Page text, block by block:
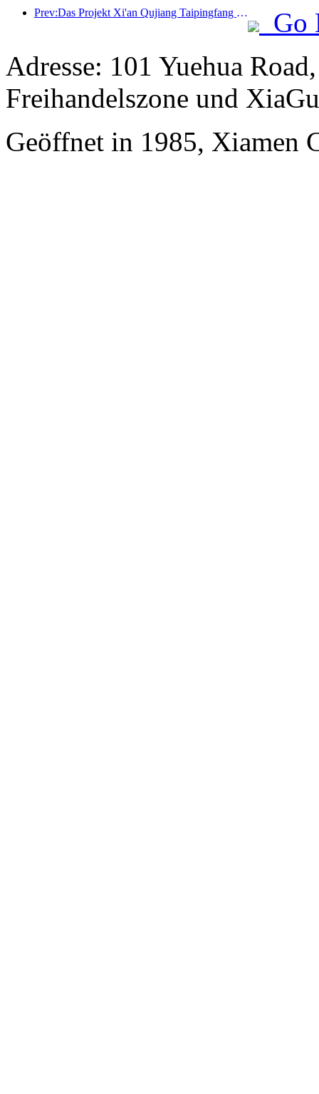
Prev:Das Projekt Xi'an Qujiang Taipingfang hat offiziell mit dem Bau begonnen; die Gesamtbaufläche beträgt 137.000 Quadratmeter.
Go
Adresse: 101 Yuehua
Freihandelszone und
Geöffnet in 1985, Xiamen